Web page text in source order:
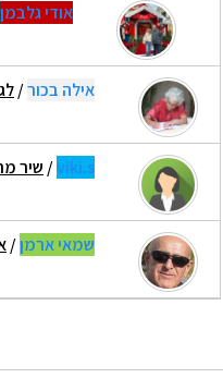
אודי גלבמן
אילה בכור/
viki.s
/שיר
שמאי ארמן/